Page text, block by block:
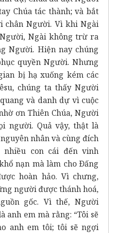
Chúa tác thành; và bắt
chân Người. Vì khi Ngài
Ngài không trừ ra
Người. Hiện nay chúng
quyền Người. Nhưng
bị hạ xuống kém các
chúng ta thấy Người
và danh dự vì cuộc
ơn Thiên Chúa, Người
người. Quả vậy, thật là
nhân và cùng đích
con cái đến vinh
nạn mà làm cho Ðấng
hoàn hảo. Vì chưng,
người được thánh hoá,
gốc. Vì thế, Người
anh em mà rằng: “Tôi sẽ
anh em tôi; tôi sẽ ngợi